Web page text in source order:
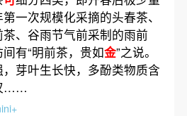
一次规模化采摘的头春茶、
、谷雨节气前采制的雨前
有“明前茶，贵如金”之说。
芽叶生长快，多酚类物质含
……